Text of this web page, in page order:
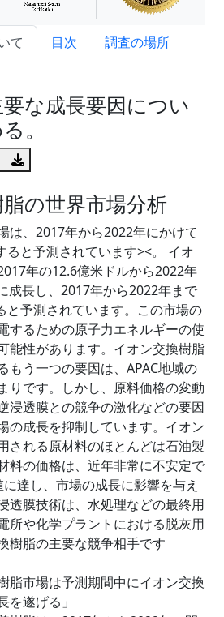
て 目次
調査の場所
な成長要因につい
。
の世界市場分析
は、2017年から2022年にかけて
ると予測されています><。 イオ
年の12.6億米ドルから2022年
成長し、2017年から2022年まで
と予測されています。この市場の
するための原子力エネルギーの使
能性があります。イオン交換樹脂
もう一つの要因は、APAC地域の
りです。しかし、原料価格の変動
浸透膜との競争の激化などの要因
の成長を抑制しています。イオン
される原材料のほとんどは石油製
料の価格は、近年非常に不安定で
達し、市場の成長に影響を与え
透膜技術は、水処理などの最終用
所や化学プラントにおける脱灰用
樹脂の主要な競争相手です
脂市場は予測期間中にイオン交換
を遂げる」